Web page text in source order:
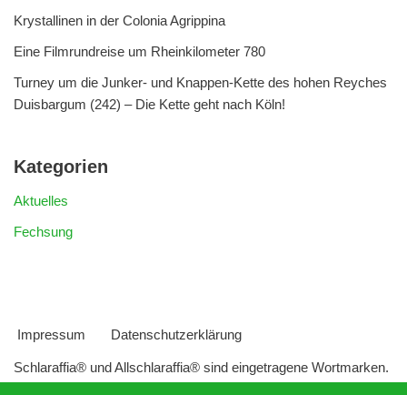
Krystallinen in der Colonia Agrippina
Eine Filmrundreise um Rheinkilometer 780
Turney um die Junker- und Knappen-Kette des hohen Reyches
Duisbargum (242) – Die Kette geht nach Köln!
Kategorien
Aktuelles
Fechsung
Impressum Datenschutzerklärung
Schlaraffia® und Allschlaraffia® sind eingetragene Wortmarken.